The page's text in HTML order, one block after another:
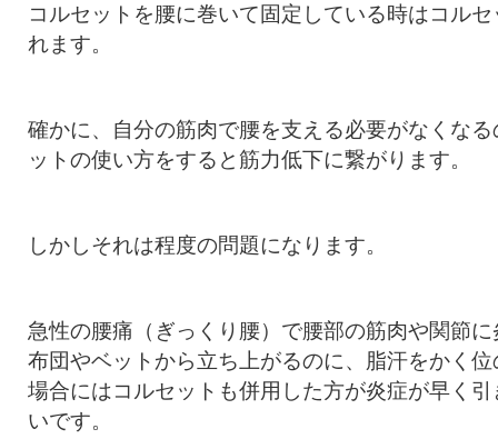
コルセットを腰に巻いて固定している時はコル
れます。
確かに、自分の筋肉で腰を支える必要がなくな
ットの使い方をすると筋力低下に繋がります。
しかしそれは程度の問題になります。
急性の腰痛（ぎっくり腰）で腰部の筋肉や関節
布団やベットから立ち上がるのに、脂汗をかく
場合にはコルセットも併用した方が炎症が早く
いです。